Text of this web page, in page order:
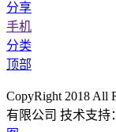
分享
手机
分类
顶部
CopyRight 2018 All
有限公司 技术支持